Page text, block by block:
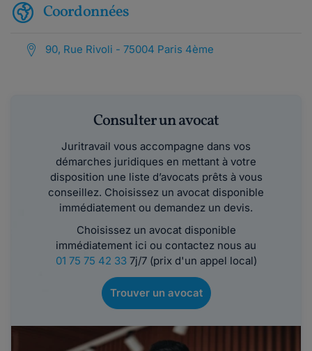
Coordonnées
90, Rue Rivoli - 75004 Paris 4ème
Consulter un avocat
Juritravail vous accompagne dans vos
démarches juridiques en mettant à votre
disposition une liste d’avocats prêts à vous
conseillez. Choisissez un avocat disponible
immédiatement ou demandez un devis.
Choisissez un avocat disponible
immédiatement ici ou contactez nous au
01 75 75 42 337j/7 (prix d'un appel local)
Trouver un avocat